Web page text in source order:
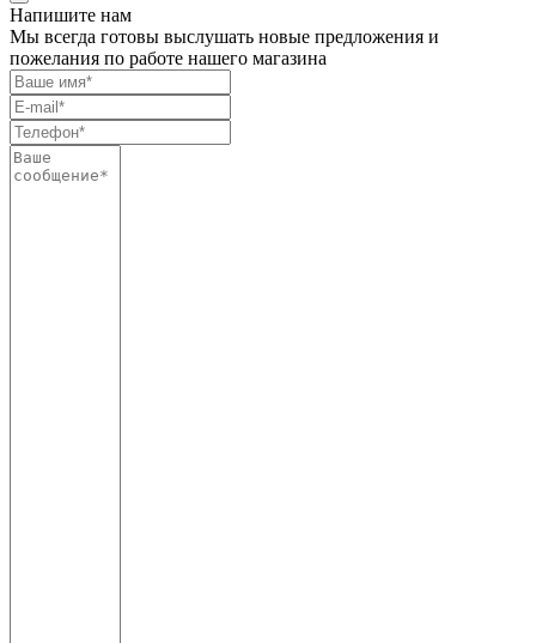
Напишите нам
Мы всегда готовы выслушать новые предложения и
пожелания по работе нашего магазина